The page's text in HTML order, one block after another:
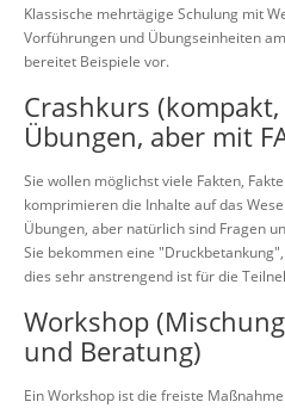
Klassische mehrtägige Schulung mit
Vorführungen und Übungseinheiten
bereitet Beispiele vor.
Crashkurs
Übungen, aber mit
Sie wollen möglichst viele Fakten,
komprimieren die Inhalte auf das
Übungen, aber natürlich sind Fragen
Sie bekommen eine
dies sehr anstrengend ist für die
Workshop
und Beratung)
Ein Workshop ist die freiste